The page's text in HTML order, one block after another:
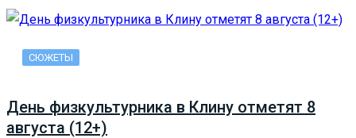
СЮЖЕТЫ
День физкультурника в Клину отметят 8
августа (12+)